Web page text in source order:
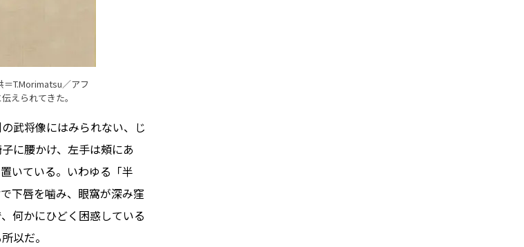
T.Morimatsu／アフ
えられてきた。
武将像にはみられない、じ
に腰かけ、左手は頰にあ
いている。いわゆる「半
下唇を噛み、眼窩が深み窪
何かにひどく困惑している
以だ。